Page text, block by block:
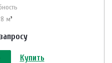
м³
росу
Купить